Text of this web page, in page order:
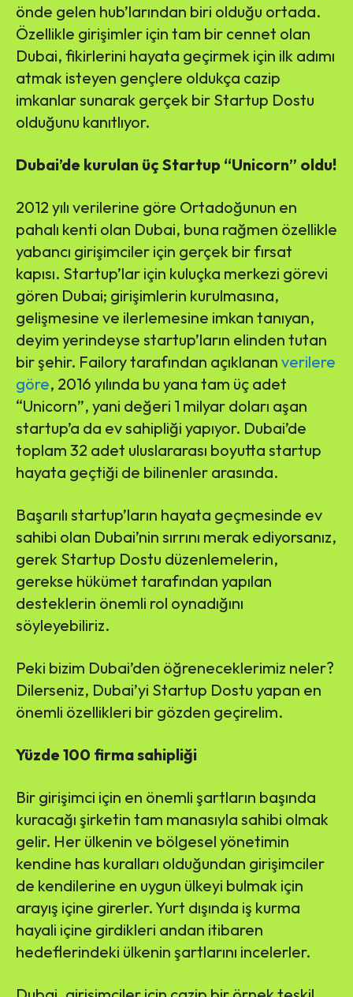
önde gelen hub’larından biri olduğu ortada.
Özellikle girişimler için tam bir cennet olan
Dubai, fikirlerini hayata geçirmek için ilk adımı
atmak isteyen gençlere oldukça cazip
imkanlar sunarak gerçek bir Startup Dostu
olduğunu kanıtlıyor.
Dubai’de kurulan üç Startup “Unicorn” oldu!
2012 yılı verilerine göre Ortadoğunun en
pahalı kenti olan Dubai, buna rağmen özellikle
yabancı girişimciler için gerçek bir fırsat
kapısı. Startup’lar için kuluçka merkezi görevi
gören Dubai; girişimlerin kurulmasına,
gelişmesine ve ilerlemesine imkan tanıyan,
deyim yerindeyse startup’ların elinden tutan
bir şehir. Failory tarafından açıklanan verilere
göre, 2016 yılında bu yana tam üç adet
“Unicorn”, yani değeri 1 milyar doları aşan
startup’a da ev sahipliği yapıyor. Dubai’de
toplam 32 adet uluslararası boyutta startup
hayata geçtiği de bilinenler arasında.
Başarılı startup’ların hayata geçmesinde ev
sahibi olan Dubai’nin sırrını merak ediyorsanız,
gerek Startup Dostu düzenlemelerin,
gerekse hükümet tarafından yapılan
desteklerin önemli rol oynadığını
söyleyebiliriz.
Peki bizim Dubai’den öğreneceklerimiz neler?
Dilerseniz, Dubai’yi Startup Dostu yapan en
önemli özellikleri bir gözden geçirelim.
Yüzde 100 firma sahipliği
Bir girişimci için en önemli şartların başında
kuracağı şirketin tam manasıyla sahibi olmak
gelir. Her ülkenin ve bölgesel yönetimin
kendine has kuralları olduğundan girişimciler
de kendilerine en uygun ülkeyi bulmak için
arayış içine girerler. Yurt dışında iş kurma
hayali içine girdikleri andan itibaren
hedeflerindeki ülkenin şartlarını incelerler.